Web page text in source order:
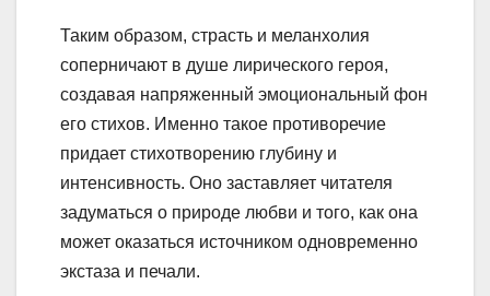
Таким образом, страсть и меланхолия
соперничают в душе лирического героя,
создавая напряженный эмоциональный фон
его стихов. Именно такое противоречие
придает стихотворению глубину и
интенсивность. Оно заставляет читателя
задуматься о природе любви и того, как она
может оказаться источником одновременно
экстаза и печали.